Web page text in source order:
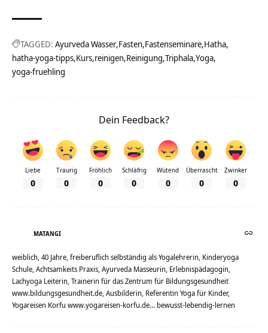
TAGGED: Ayurveda Wasser Fasten Fastenseminare Hatha
hatha-yoga-tipps Kurs reinigen Reinigung Triphala Yoga
yoga-fruehling
Dein Feedback?
Liebe
0
Traurig
0
Fröhlich
0
Schläfrig
0
Wütend
0
Überrascht
0
Zwinker
0
MATANGI
weiblich, 40 Jahre, freiberuflich selbständig als Yogalehrerin, Kinderyoga
Schule, Achtsamkeits Praxis, Ayurveda Masseurin, Erlebnispädagogin,
Lachyoga Leiterin, Trainerin für das Zentrum für Bildungsgesundheit
www.bildungsgesundheit.de, Ausbilderin, Referentin Yoga für Kinder,
Yogareisen Korfu www.yogareisen-korfu.de... bewusst-lebendig-lernen